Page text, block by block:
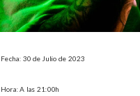
Fecha: 30 de Julio de 2023
Hora: A las 21:00h